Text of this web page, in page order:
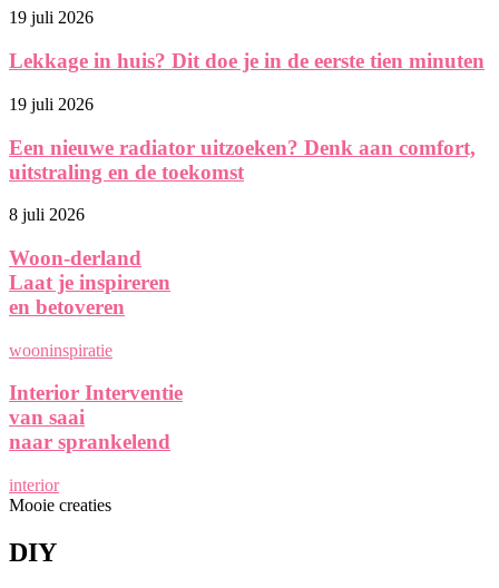
19 juli 2026
Lekkage in huis? Dit doe je in de eerste tien minuten
19 juli 2026
Een nieuwe radiator uitzoeken? Denk aan comfort,
uitstraling en de toekomst
8 juli 2026
Woon-derland
Laat je inspireren
en betoveren
wooninspiratie
Interior Interventie
van saai
naar sprankelend
interior
Mooie creaties
DIY